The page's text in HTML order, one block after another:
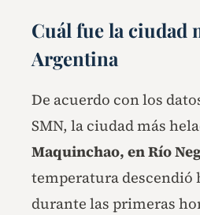
Cuál fue la ciudad
Argentina
De acuerdo con los
SMN, la ciudad más
Maquinchao, en Río
temperatura descendió
durante las primeras